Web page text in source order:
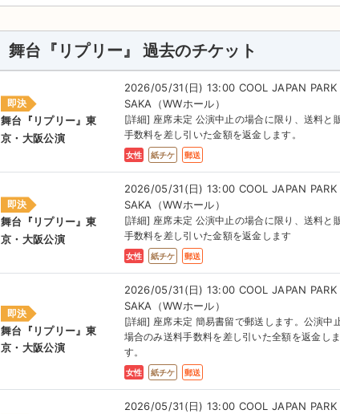
舞台『リプリー』 過去のチケット
即決
舞台『リプリー』東
京・大阪公演
2026/05/31(日) 13:00 COOL JAPAN PARK
SAKA（WWホール）
[詳細] 座席未定 公演中止の場合に限り、送料と
手数料を差し引いた金額を返金します。
女性 紙チケ 郵送
即決
舞台『リプリー』東
京・大阪公演
2026/05/31(日) 13:00 COOL JAPAN PARK
SAKA（WWホール）
[詳細] 座席未定 公演中止の場合に限り、送料と
手数料を差し引いた金額を返金します
女性 紙チケ 郵送
即決
舞台『リプリー』東
京・大阪公演
2026/05/31(日) 13:00 COOL JAPAN PARK
SAKA（WWホール）
[詳細] 座席未定 簡易書留で郵送します。公演中
場合のみ送料手数料を差し引いた全額を返金しま
す。
女性 紙チケ 郵送
2026/05/31(日) 13:00 COOL JAPAN PARK